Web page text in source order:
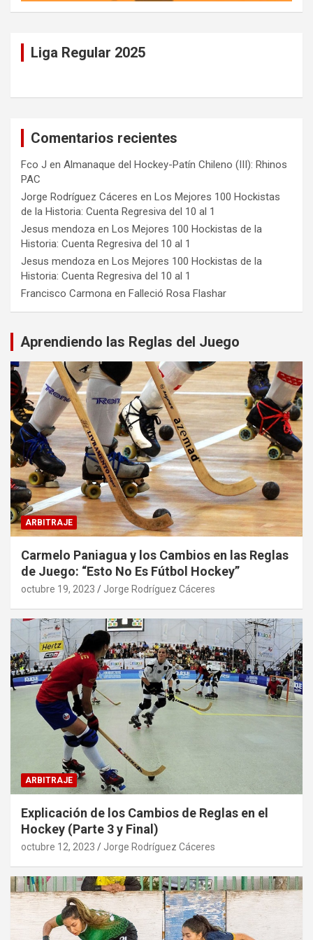
Liga Regular 2025
Comentarios recientes
Fco J en Almanaque del Hockey-Patín Chileno (III): Rhinos
PAC
Jorge Rodríguez Cáceres en Los Mejores 100 Hockistas
de la Historia: Cuenta Regresiva del 10 al 1
Jesus mendoza en Los Mejores 100 Hockistas de la
Historia: Cuenta Regresiva del 10 al 1
Jesus mendoza en Los Mejores 100 Hockistas de la
Historia: Cuenta Regresiva del 10 al 1
Francisco Carmona en Falleció Rosa Flashar
Aprendiendo las Reglas del Juego
ARBITRAJE
Carmelo Paniagua y los Cambios en las Reglas
de Juego: “Esto No Es Fútbol Hockey”
octubre 19, 2023 Jorge Rodríguez Cáceres
ARBITRAJE
Explicación de los Cambios de Reglas en el
Hockey (Parte 3 y Final)
octubre 12, 2023 Jorge Rodríguez Cáceres